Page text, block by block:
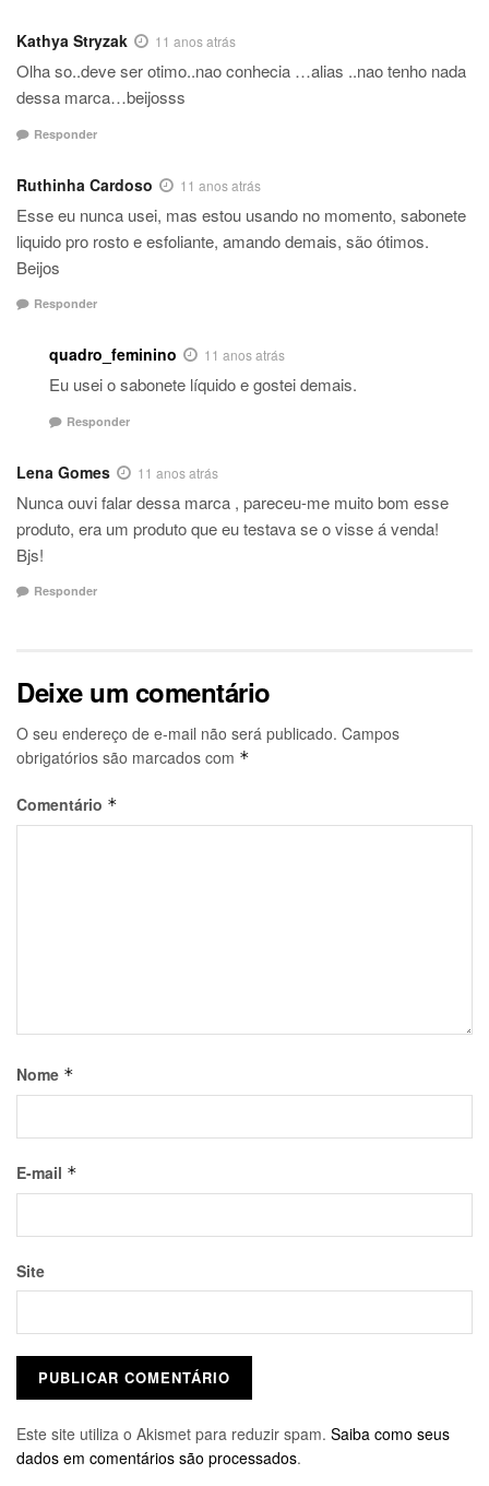
Kathya Stryzak 11 anos atrás
Olha so..deve ser otimo..nao conhecia …alias ..nao tenho nada
dessa marca…beijosss
Responder
Ruthinha Cardoso 11 anos atrás
Esse eu nunca usei, mas estou usando no momento, sabonete
liquido pro rosto e esfoliante, amando demais, são ótimos.
Beijos
Responder
quadro_feminino 11 anos atrás
Eu usei o sabonete líquido e gostei demais.
Responder
Lena Gomes 11 anos atrás
Nunca ouvi falar dessa marca , pareceu-me muito bom esse
produto, era um produto que eu testava se o visse á venda!
Bjs!
Responder
Deixe um comentário
O seu endereço de e-mail não será publicado. Campos
obrigatórios são marcados com *
Comentário *
Nome *
E-mail *
Site
Este site utiliza o Akismet para reduzir spam. Saiba como seus
dados em comentários são processados.